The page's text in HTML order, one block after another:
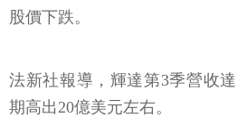
股價下跌。
法新社報導，輝達第3季營收
期高出20億美元左右。